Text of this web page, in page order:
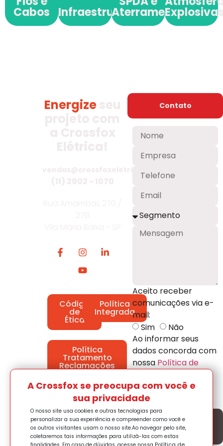
Cabos InfraestruturaAterramento
Energizeseu
Código
de
Ética
Política
Integrada
Política
Tratamento
Reclamações
Contato
Trabalhe
conosco
Aceito receber
comunicações via e-
mail:
Sim
Não
Ao informar seus
dados concorda com
nossa Política de
Enviar
A Crossfox se preocupa com você e
sua privacidade
O nosso site usa cookies e outras tecnologias para
personalizar a sua experiência e compreender como você e
os outros visitantes usam o nosso site.Ao navegar pelo site,
coletaremos tais informações para utilizá-las com estas